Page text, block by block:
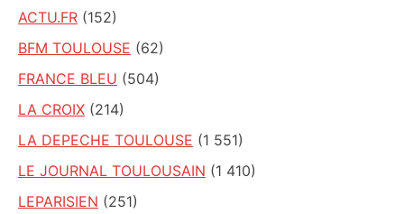
ACTU.FR (152)
BFM TOULOUSE (62)
FRANCE BLEU (504)
LA CROIX (214)
LA DEPECHE TOULOUSE (1 551)
LE JOURNAL TOULOUSAIN (1 410)
LEPARISIEN (251)